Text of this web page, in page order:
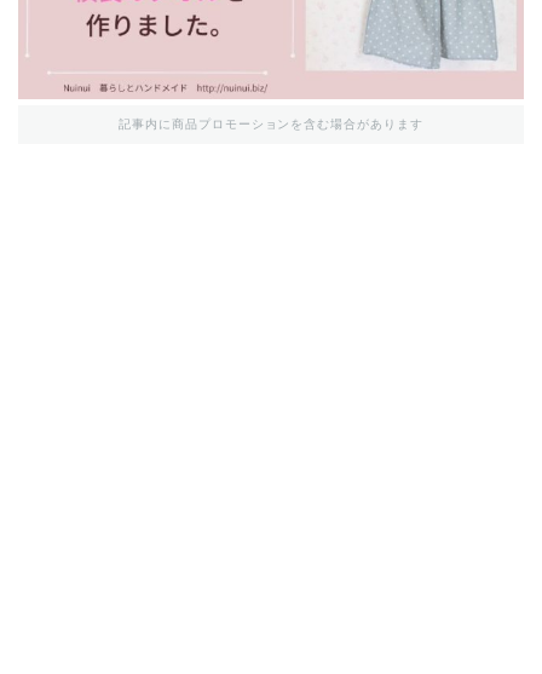
記事内に商品プロモーションを含む場合があります